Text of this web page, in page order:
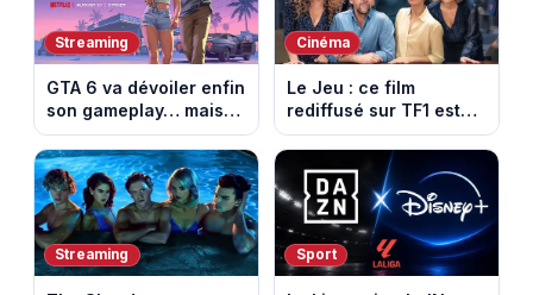
Streaming
GTA 6 va dévoiler enfin
son gameplay… mais
d’abord sur Netflix
Cinéma
Le Jeu : ce film
rediffusé sur TF1 est
adapté d’un succès
italien devenu un
phénomène mondial
Streaming Sport